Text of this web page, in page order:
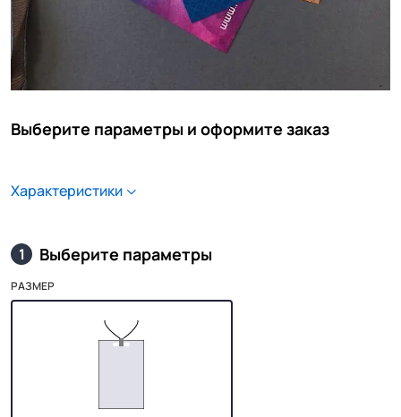
Выберите параметры и оформите заказ
Характеристики
1 Выберите параметры
РАЗМЕР